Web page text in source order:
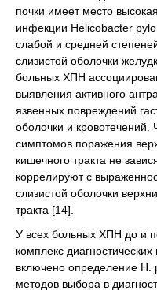
почки имеет место
инфекции Helicobacter
слабой и средней
слизистой оболочки
больных ХПН
выявления активного
язвенных повреждений
оболочки и кровотечений.
симптомов поражения
кишечного тракта не
коррелируют с
слизистой оболочки
тракта [14].
У всех больных ХПН до и
комплекс
включено определение H.
методов выбора в